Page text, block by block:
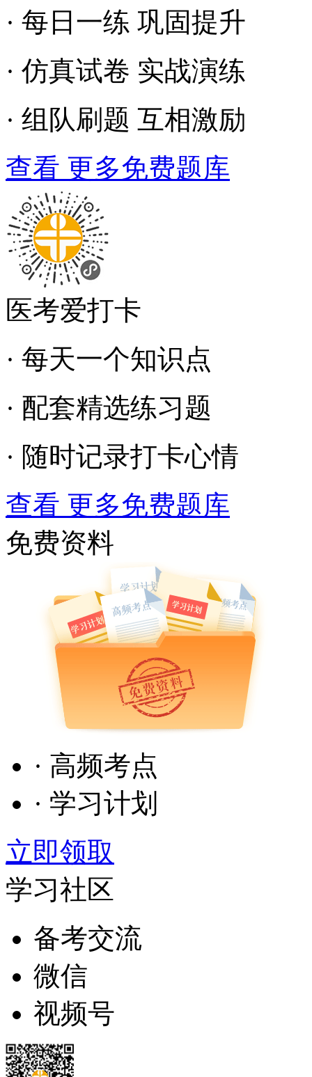
· 每日一练 巩固提升
· 仿真试卷 实战演练
· 组队刷题 互相激励
查看 更多免费题库
医考爱打卡
· 每天一个知识点
· 配套精选练习题
· 随时记录打卡心情
查看 更多免费题库
免费资料
· 高频考点
· 学习计划
立即领取
学习社区
备考交流
微信
视频号